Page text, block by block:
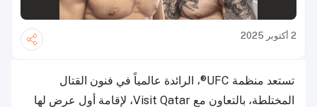
2 أكتوبر 2025
تستعد منظمة UFC®، الرائدة عالمياً في فنون القتال
المختلطة، بالتعاون مع Visit Qatar، لإقامة أول عرض لها